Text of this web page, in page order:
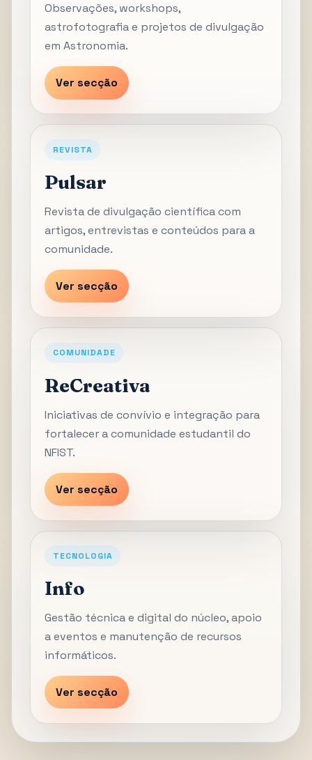
Observações, workshops,
astrofotografia e projetos de divulgação
em Astronomia.
Ver secção
REVISTA
Pulsar
Revista de divulgação científica com
artigos, entrevistas e conteúdos para a
comunidade.
Ver secção
COMUNIDADE
ReCreativa
Iniciativas de convívio e integração para
fortalecer a comunidade estudantil do
NFIST.
Ver secção
TECNOLOGIA
Info
Gestão técnica e digital do núcleo, apoio
a eventos e manutenção de recursos
informáticos.
Ver secção